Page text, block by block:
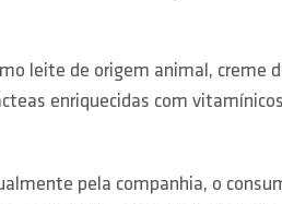
leite de origem animal,
enriquecidas com
pela companhia, o